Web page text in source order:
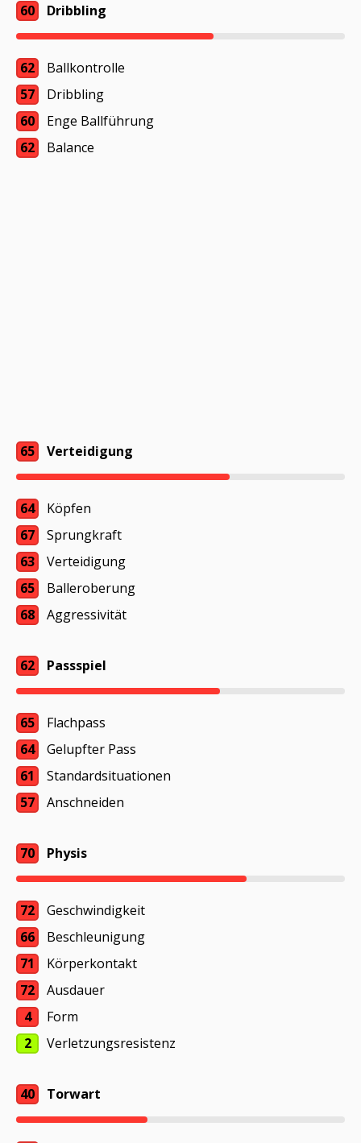
60 Dribbling
62
Ballkontrolle
57
Dribbling
60
Enge Ballführung
62
Balance
65 Verteidigung
64
Köpfen
67
Sprungkraft
63
Verteidigung
65
Balleroberung
68
Aggressivität
62 Passspiel
65
Flachpass
64
Gelupfter Pass
61
Standardsituationen
57
Anschneiden
70 Physis
72
Geschwindigkeit
66
Beschleunigung
71
Körperkontakt
72
Ausdauer
4
Form
2
Verletzungsresistenz
40 Torwart